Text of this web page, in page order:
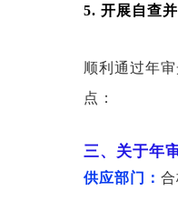
5. 开展自查
顺利通过年
点：
三、关于年
供应部门：